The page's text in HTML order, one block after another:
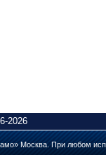
2026
Москва. При любом